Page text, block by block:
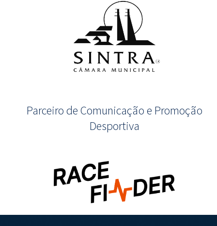
Parceiro de Comunicação e Promoção
Desportiva